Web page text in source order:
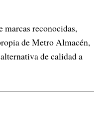
marcas reconocidas,
de Metro Almacén,
de calidad a